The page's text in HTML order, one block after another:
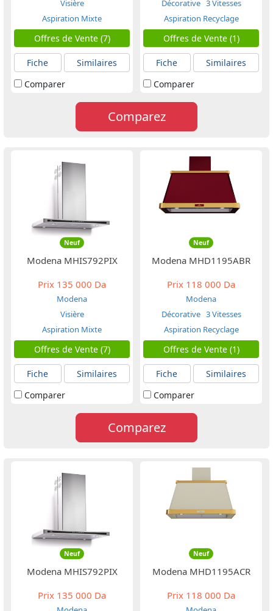
Visière
Aspiration Mixte
Offres de Vente (7)
Fiche
Similaires
Comparer
Décorative 3 Vitesses
Aspiration Recyclage
Offres de Vente (1)
Fiche
Similaires
Comparer
Comparez
Neuf
Modena MHIS792PIX
Prix 135 000 Da
Modena
Visière
Aspiration Mixte
Offres de Vente (7)
Fiche
Similaires
Comparer
Neuf
Modena MHD1195ABR
Prix 118 000 Da
Modena
Décorative 3 Vitesses
Aspiration Recyclage
Offres de Vente (1)
Fiche
Similaires
Comparer
Comparez
Neuf
Modena MHIS792PIX
Prix 135 000 Da
Neuf
Modena MHD1195ACR
Prix 118 000 Da